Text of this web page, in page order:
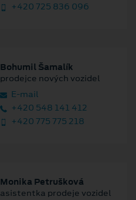
+420 725 836 096
Bohumil Šamalík
prodejce nových vozidel
E‑mail
+420 548 141 412
+420 775 775 218
Monika Petrušková
asistentka prodeje vozidel